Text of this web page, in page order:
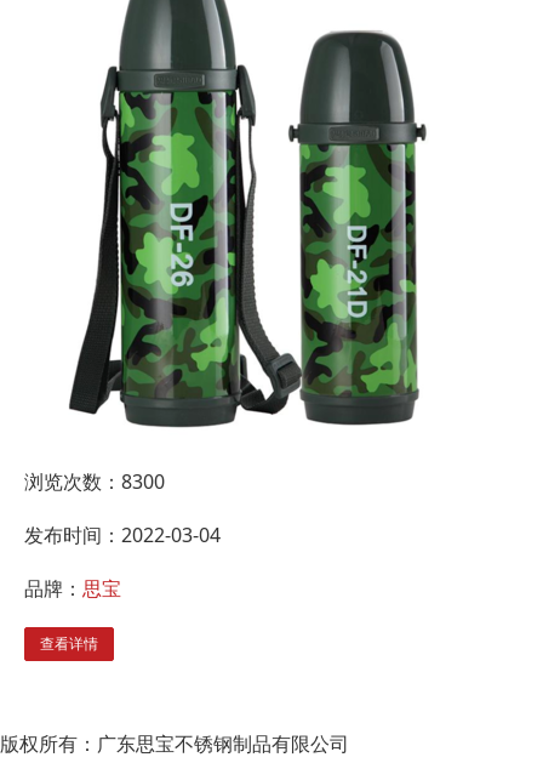
浏览次数： 8300
发布时间：2022-03-04
品牌： 思宝
查看详情
版权所有：广东思宝不锈钢制品有限公司